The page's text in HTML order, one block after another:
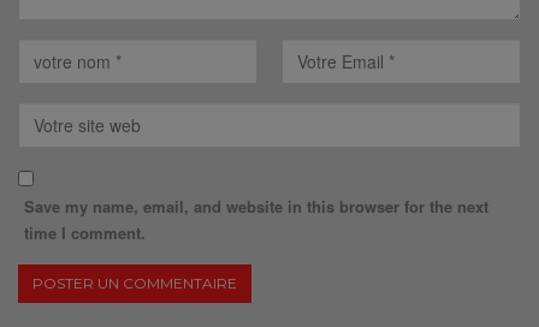
Save my name, email, and website in this browser for the next
time I comment.